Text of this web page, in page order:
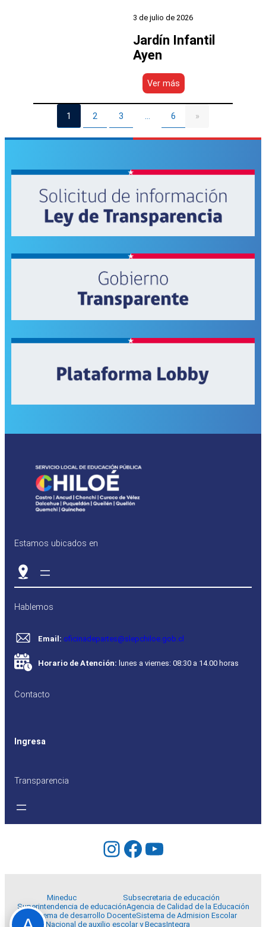
de
Andes
3 de julio de 2026
Jardín Infantil
Ayen
Ver más
Jardín
Infantil
Ayen
1 2 3 … 6 »
Estamos ubicados en
Hablemos
Email: oficinadepartes@slepchiloe.gob.cl
Horario de Atención: lunes a viernes: 08:30 a 14.00 horas
Contacto
Ingresa
Transparencia
Instagram
Facebook
YouTube
Mineduc
Subsecretaria de educación
Superintendencia de educaciónAgencia de Calidad de la Educación
Sistema de desarrollo DocenteSistema de Admision Escolar
Junta Nacional de auxilio escolar y BecasIntegra